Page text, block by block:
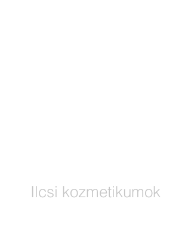
Ilcsi kozmetikumok